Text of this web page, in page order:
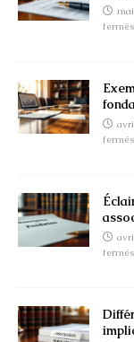
fermés
fermés
fermés